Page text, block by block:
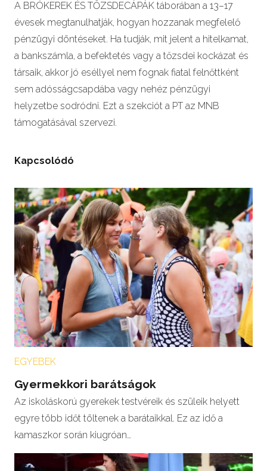
A BRÓKEREK ÉS TŐZSDECÁPÁK táborában a 13–17
évesek megtanulhatják, hogyan hozzanak megfelelő
pénzügyi döntéseket. Ha tudják, mit jelent a hitelkamat,
a bankszámla, a befektetés vagy a tőzsdei kockázat és
társaik, akkor jó eséllyel nem fognak fiatal felnőttként
sem adósságcsapdába vagy nehéz pénzügyi
helyzetbe sodródni. Ezt a szekciót a PT az MNB
támogatásával szervezi.
Kapcsolódó
EGYEBEK
Gyermekkori barátságok
Az iskoláskorú gyerekek testvéreik és szüleik helyett
egyre több időt töltenek a barátaikkal. Ez az idő a
kamaszkor során kiugróan…